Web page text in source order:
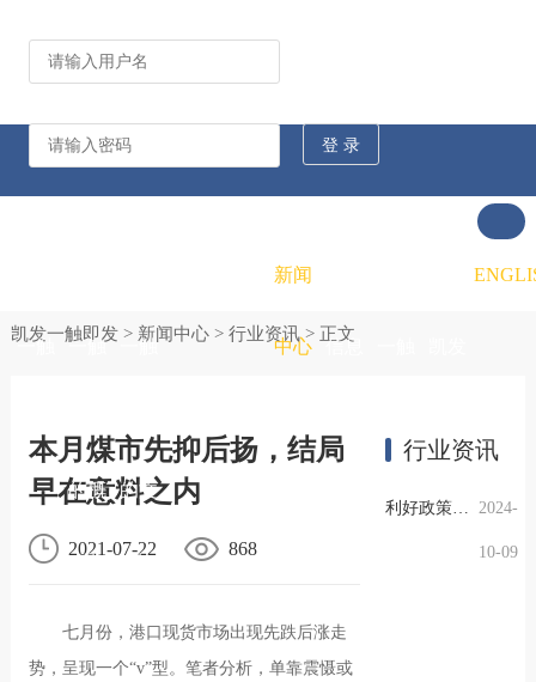
一触 一触
的概
况
一触
的文
化
新闻
中心 信息
凯发一触即发> 新闻中心> 行业资讯> 正文
本月煤市先抑后扬，结局
早在意料之内
2021-07-22 868
七月份，港口现货市场出现先跌后涨走
势，呈现一个“v”型。笔者分析，单靠震慑或
行业资讯
利好政策提振钢市信心，四季度行业需求或小幅上升 2024-
10-09